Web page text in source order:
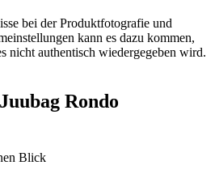
bei der Produktfotografie und
kann es dazu kommen,
nicht authentisch wiedergegeben wird.
Rondo
Blick